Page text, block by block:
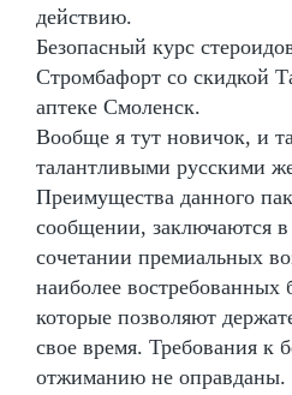
действию.
Безопасный курс
Стромбафорт со скидкой
аптеке Смоленск.
Вообще я тут новичок, и
талантливыми русскими
Преимущества данного
сообщении, заключаются
сочетании премиальных
наиболее востребованных
которые позволяют
свое время. Требования к
отжиманию не оправданы.